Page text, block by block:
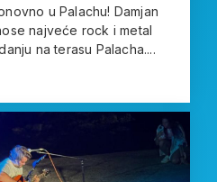
u Palachu! Damjan
najveće rock i metal
na terasu Palacha....